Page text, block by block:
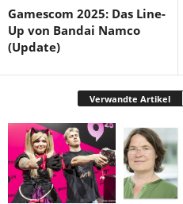
Gamescom 2025: Das Line-
Up von Bandai Namco
(Update)
Verwandte Artikel